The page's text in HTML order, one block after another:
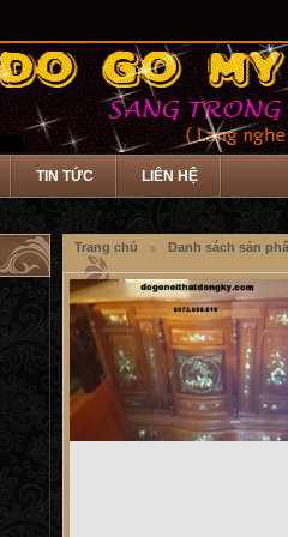
TIN TỨC LIÊN HỆ
Trang chủ Danh sách sản